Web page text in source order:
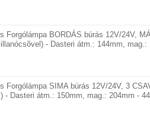
Forgólámpa BORDÁS búrás 12V/24V,
- Dasteri átm.: 144mm, mag.:
Forgólámpa SIMA búrás 12V/24V, 3
- Dasteri átm.: 150mm, mag.: 204mm -